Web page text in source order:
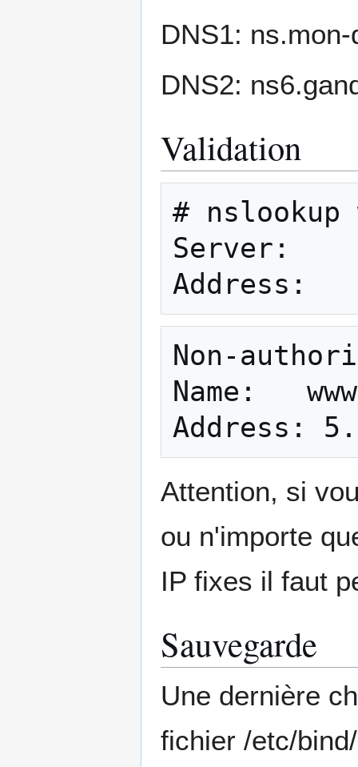
DNS1:
DNS2:
Validation
# nslookup
Server:
Non-
Name:
Attention, si
ou n'importe
IP fixes il faut
Sauvegarde
Une dernière
fichier /etc/